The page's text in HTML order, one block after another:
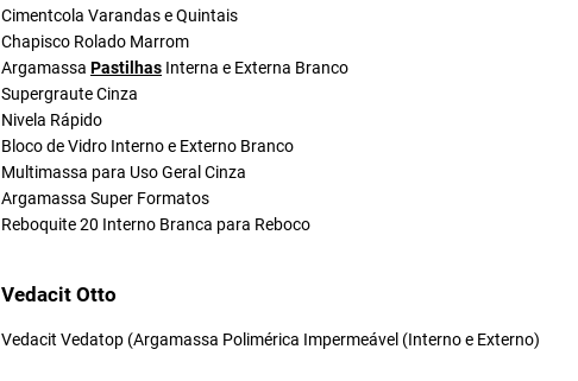
Cimentcola Varandas e Quintais
Chapisco Rolado Marrom
Argamassa Pastilhas Interna e Externa Branco
Supergraute Cinza
Nivela Rápido
Bloco de Vidro Interno e Externo Branco
Multimassa para Uso Geral Cinza
Argamassa Super Formatos
Reboquite 20 Interno Branca para Reboco
Vedacit Otto
Vedacit Vedatop (Argamassa Polimérica Impermeável (Interno e Externo)